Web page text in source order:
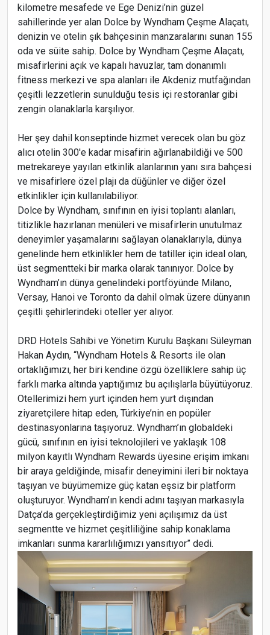
kilometre mesafede ve Ege Denizi’nin güzel
sahillerinde yer alan Dolce by Wyndham Çeşme Alaçatı,
denizin ve otelin şık bahçesinin manzaralarını sunan 155
oda ve süite sahip. Dolce by Wyndham Çeşme Alaçatı,
misafirlerini açık ve kapalı havuzlar, tam donanımlı
fitness merkezi ve spa alanları ile Akdeniz mutfağından
çeşitli lezzetlerin sunulduğu tesis içi restoranlar gibi
zengin olanaklarla karşılıyor.
Her şey dahil konseptinde hizmet verecek olan bu göz
alıcı otelin 300'e kadar misafirin ağırlanabildiği ve 500
metrekareye yayılan etkinlik alanlarının yanı sıra bahçesi
ve misafirlere özel plajı da düğünler ve diğer özel
etkinlikler için kullanılabiliyor.
Dolce by Wyndham, sınıfının en iyisi toplantı alanları,
titizlikle hazırlanan menüleri ve misafirlerin unutulmaz
deneyimler yaşamalarını sağlayan olanaklarıyla, dünya
genelinde hem etkinlikler hem de tatiller için ideal olan,
üst segmentteki bir marka olarak tanınıyor. Dolce by
Wyndham’ın dünya genelindeki portföyünde Milano,
Versay, Hanoi ve Toronto da dahil olmak üzere dünyanın
çeşitli şehirlerindeki oteller yer alıyor.
DRD Hotels Sahibi ve Yönetim Kurulu Başkanı Süleyman
Hakan Aydın, “Wyndham Hotels & Resorts ile olan
ortaklığımızı, her biri kendine özgü özelliklere sahip üç
farklı marka altında yaptığımız bu açılışlarla büyütüyoruz.
Otellerimizi hem yurt içinden hem yurt dışından
ziyaretçilere hitap eden, Türkiye’nin en popüler
destinasyonlarına taşıyoruz. Wyndham’ın globaldeki
gücü, sınıfının en iyisi teknolojileri ve yaklaşık 108
milyon kayıtlı Wyndham Rewards üyesine erişim imkanı
bir araya geldiğinde, misafir deneyimini ileri bir noktaya
taşıyan ve büyümemize güç katan eşsiz bir platform
oluşturuyor. Wyndham’ın kendi adını taşıyan markasıyla
Datça’da gerçekleştirdiğimiz yeni açılışımız da üst
segmentte ve hizmet çeşitliliğine sahip konaklama
imkanları sunma kararlılığımızı yansıtıyor” dedi.